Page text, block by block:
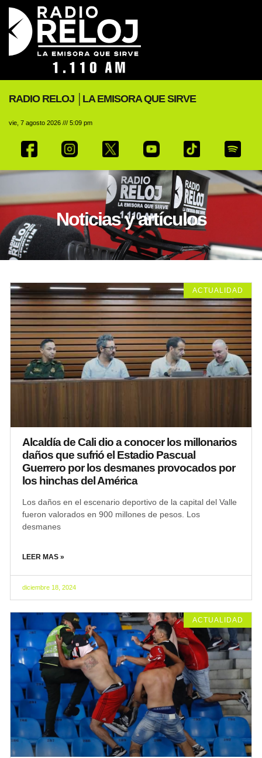
RADIO RELOJ │LA EMISORA QUE SIRVE
vie, 7 agosto 2026 /// 5:09 pm
Noticias y artículos
ACTUALIDAD
Alcaldía de Cali dio a conocer los millonarios
daños que sufrió el Estadio Pascual
Guerrero por los desmanes provocados por
los hinchas del América
Los daños en el escenario deportivo de la capital del Valle
fueron valorados en 900 millones de pesos. Los
desmanes
LEER MAS »
diciembre 18, 2024
ACTUALIDAD